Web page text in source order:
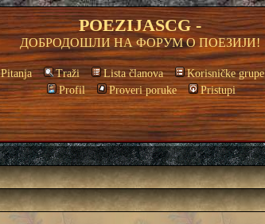
POEZIJASCG -
ДОБРОДОШЛИ НА ФОРУМ О ПОЕЗИЈИ!
Pitanja Traži Lista članova Korisničke grupe
Profil
Proveri poruke Pristupi